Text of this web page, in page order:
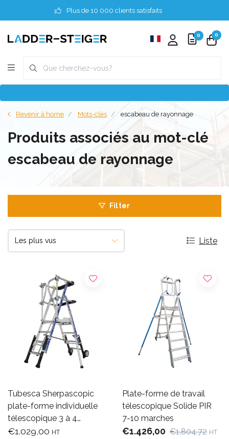
Plus de 10 000 clients satisfaits
0 0
Revenir à home Mots-clés escabeau de rayonnage
Produits associés au mot-clé
escabeau de rayonnage
Filter
Liste
Tubesca Sherpascopic
plate-forme individuelle
télescopique 3 à 4
marches
€1.029,00 HT
Plate-forme de travail
télescopique Solide PIR
7-10 marches
€1.426,00 €1.804,72 HT